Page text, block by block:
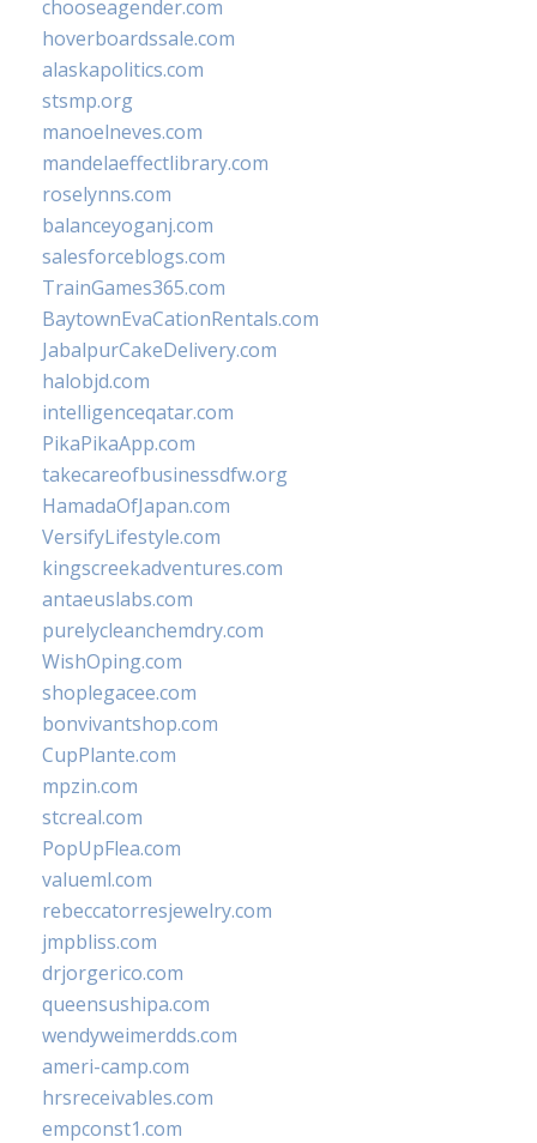
chooseagender.com
hoverboardssale.com
alaskapolitics.com
stsmp.org
manoelneves.com
mandelaeffectlibrary.com
roselynns.com
balanceyoganj.com
salesforceblogs.com
TrainGames365.com
BaytownEvaCationRentals.com
JabalpurCakeDelivery.com
halobjd.com
intelligenceqatar.com
PikaPikaApp.com
takecareofbusinessdfw.org
HamadaOfJapan.com
VersifyLifestyle.com
kingscreekadventures.com
antaeuslabs.com
purelycleanchemdry.com
WishOping.com
shoplegacee.com
bonvivantshop.com
CupPlante.com
mpzin.com
stcreal.com
PopUpFlea.com
valueml.com
rebeccatorresjewelry.com
jmpbliss.com
drjorgerico.com
queensushipa.com
wendyweimerdds.com
ameri-camp.com
hrsreceivables.com
empconst1.com